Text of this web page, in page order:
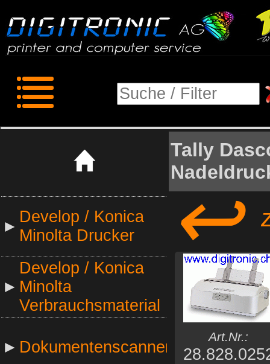
►
Develop / Konica
Minolta Drucker
►
Develop / Konica
Minolta
Verbrauchsmaterial
► Dokumentenscanner
Tally
↩
Art.Nr.: